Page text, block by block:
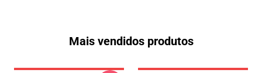
Mais vendidos produtos